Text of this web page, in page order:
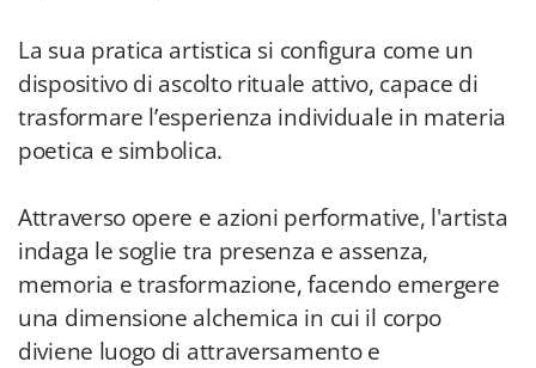
La sua pratica artistica si configura come un
dispositivo di ascolto rituale attivo, capace di
trasformare l’esperienza individuale in materia
poetica e simbolica.
Attraverso opere e azioni performative, l'artista
indaga le soglie tra presenza e assenza,
memoria e trasformazione, facendo emergere
una dimensione alchemica in cui il corpo
diviene luogo di attraversamento e